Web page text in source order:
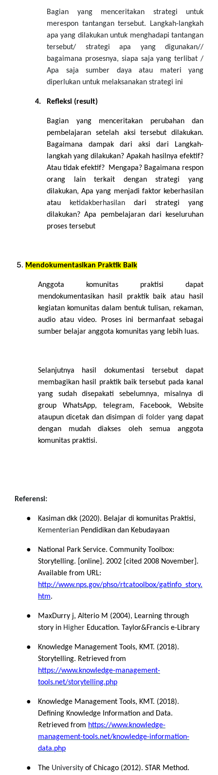
Bagian yang menceritakan strategi untuk
merespon tantangan tersebut. Langkah-langkah
apa yang dilakukan untuk menghadapi tantangan
tersebut/ strategi apa yang digunakan//
bagaimana prosesnya, siapa saja yang terlibat /
Apa saja sumber daya atau materi yang
diperlukan untuk melaksanakan strategi ini
4. Refleksi (result)
Bagian yang menceritakan perubahan dan
pembelajaran setelah aksi tersebut dilakukan.
Bagaimana dampak dari aksi dari Langkah-
langkah yang dilakukan? Apakah hasilnya efektif?
Atau tidak efektif?
Mengapa? Bagaimana respon
orang lain terkait dengan strategi yang
dilakukan, Apa yang menjadi faktor keberhasilan
atau
ketidakberhasilan dari strategi yang
dilakukan? Apa pembelajaran dari keseluruhan
proses tersebut
Mendokumentasikan Praktik Baik
Anggota komunitas praktisi dapat
mendokumentasikan hasil praktik baik atau hasil
kegiatan komunitas dalam bentuk tulisan, rekaman,
audio atau video. Proses ini bermanfaat sebagai
sumber belajar anggota komunitas yang lebih luas.
Selanjutnya hasil dokumentasi tersebut dapat
membagikan hasil praktik baik tersebut pada kanal
yang sudah disepakati sebelumnya, misalnya di
group WhatsApp, telegram, Facebook, Website
ataupun dicetak dan disimpan di folder yang dapat
dengan mudah diakses oleh semua anggota
komunitas praktisi.
Referensi:
●
Kasiman dkk (2020). Belajar di komunitas Praktisi,
Kementerian Pendidikan dan Kebudayaan
●
National Park Service. Community Toolbox:
Storytelling. [online]. 2002 [cited 2008 November].
Available from URL:
http://www.nps.gov/phso/rtcatoolbox/gatinfo_story.
htm.
●
MaxDurry j, Alterio M (2004), Learning through
story in Higher Education. Taylor&Francis e-Library
●
Knowledge Management Tools, KMT. (2018).
Storytelling. Retrieved from
https://www.knowledge-management-
tools.net/storytelling.php
●
Knowledge Management Tools, KMT. (2018).
Defining Knowledge Information and Data.
Retrieved from https://www.knowledge-
management-tools.net/knowledge-information-
data.php
● The University of Chicago (2012). STAR Method.